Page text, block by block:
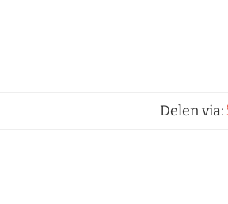
Delen via: